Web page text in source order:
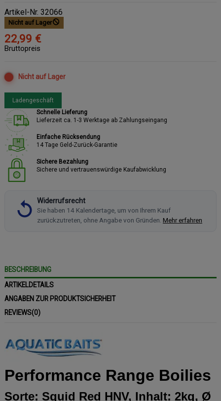
Artikel-Nr. 32066
Nicht auf Lager
22,99 €
Bruttopreis
Nicht auf Lager
Ladengeschäft
Schnelle Lieferung
Lieferzeit ca. 1-3 Werktage ab Zahlungseingang
Einfache Rücksendung
14 Tage Geld-Zurück-Garantie
Sichere Bezahlung
Sichere und vertrauenswürdige Kaufabwicklung
Widerrufsrecht
Sie haben 14 Kalendertage, um von Ihrem Kauf
zurückzutreten, ohne Angabe von Gründen. Mehr erfahren
BESCHREIBUNG
ARTIKELDETAILS
ANGABEN ZUR PRODUKTSICHERHEIT
REVIEWS(0)
Performance Range Boilies
Sorte: Squid Red HNV, Inhalt: 2kg, Ø